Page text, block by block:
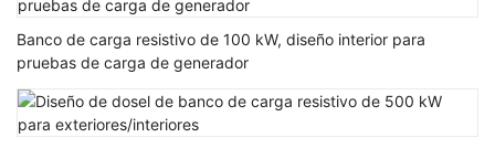
Banco de carga resistivo de 100 kW, diseño interior para
pruebas de carga de generador